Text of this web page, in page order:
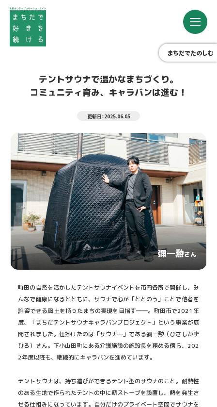
まちだでたのしむ
テントサウナで温かなまちづくり。
コミュニティ育み、キャラバンは進む！
更新日：2025.06.05
彌一勲さん
町田の自然を活かしたテントサウナイベントを市内各所で開催し、み
んなで健康になるとともに、サウナで心が「ととのう」ことで他者を
許容できる風土を持ったまちの実現を目指す――。町田市で2021年
度、「まちだテントサウナキャラバンプロジェクト」という事業が展
開されました。仕掛けたのは「サウナ―」である彌一勲（ひさしかず
ひろ）さん。下小山田町にある介護施設の施設長を務める傍ら、202
2年度以降も、継続的にキャラバンを進めています。
テントサウナは、持ち運びができるテント型のサウナのこと。耐熱性
のある生地で作られたテントの中に薪ストーブを設置し、熱を発生さ
せる仕組みになっています。自分だけのプライベート空間でサウナを